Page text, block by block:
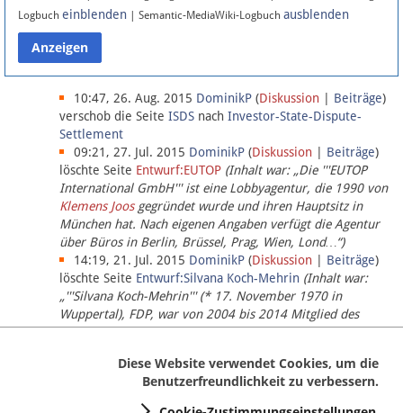
Anmelden
Datenschutz
Über Lobbypedia
Impressum
Logbuch einblenden | Semantic-MediaWiki-Logbuch ausblenden
10:47, 26. Aug. 2015 DominikP (Diskussion Beiträge)
verschob die Seite ISDS nach Investor-State-Dispute-
Settlement
09:21, 27. Jul. 2015 DominikP (Diskussion Beiträge)
löschte Seite Entwurf:EUTOP (Inhalt war: „Die '''EUTOP
International GmbH''' ist eine Lobbyagentur, die 1990 von
Klemens Joosgegründet wurde und ihren Hauptsitz in
München hat. Nach eigenen Angaben verfügt die Agentur
über Büros in Berlin, Brüssel, Prag, Wien, Lond…“)
14:19, 21. Jul. 2015 DominikP (Diskussion Beiträge)
löschte Seite Entwurf:Silvana Koch-Mehrin (Inhalt war:
„'''Silvana Koch-Mehrin''' (* 17. November 1970 in
Wuppertal), FDP, war von 2004 bis 2014 Mitglied des
Europäischen Parlaments, seit November 2014 ist sie für
Diese Website verwendet Cookies, um die
Benutzerfreundlichkeit zu verbessern.